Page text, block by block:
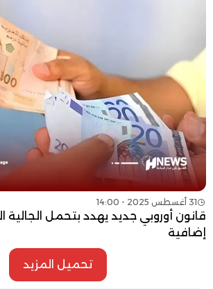
31 أغسطس 2025 - 14:00
قانون أوروبي جديد يهدد بتحمل الجالية
إضافية
تحميل المزيد